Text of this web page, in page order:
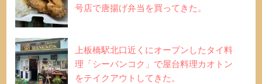
号店で唐揚げ弁当を買ってきた。
上板橋駅北口近くにオープンしたタイ料
理「シーバンコク」で屋台料理カオトン
をテイクアウトしてきた。